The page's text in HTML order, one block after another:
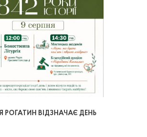
РОГАТИН ВІДЗНАЧАЄ ДЕНЬ